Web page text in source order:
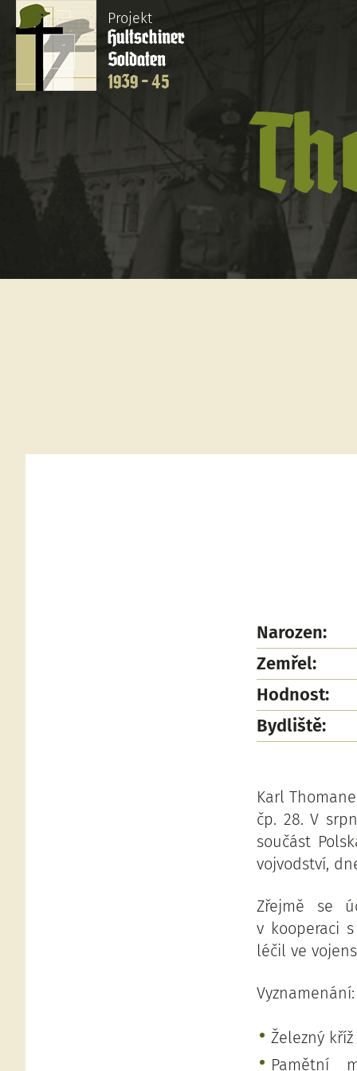
Projekt
Hultschiner
Soldaten
1939 - 45
Narozen:
Zemřel:
Hodnost:
Bydliště:
Karl
čp. 28. V
součást
vojvodství,
Zřejmě se
v kooperaci
léčil ve
Vyznamenání:
Železný
Pamětní